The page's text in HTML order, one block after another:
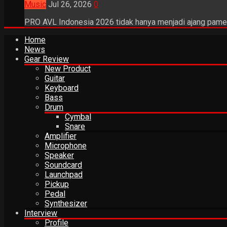
Music Jul 26, 2026 0
PRO AVL Indonesia 2026 tidak hanya menjadi ajang
Home
News
Gear Review
New Product
Guitar
Keyboard
Bass
Drum
Cymbal
Snare
Amplifier
Microphone
Speaker
Soundcard
Launchpad
Pickup
Pedal
Synthesizer
Interview
Profile